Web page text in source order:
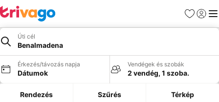
Kedvencek
Úti cél
Benalmadena
Érkezés/távozás napja
Dátumok
Vendégek és szobák
2 vendég, 1 szoba.
Rendezés Szűrés Térkép